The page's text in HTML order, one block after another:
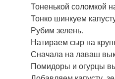
Тоненькой соломкой
Тонко шинкуем
Рубим зелень.
Натираем сыр на
Сначала на лаваш
Помидоры и огурцы